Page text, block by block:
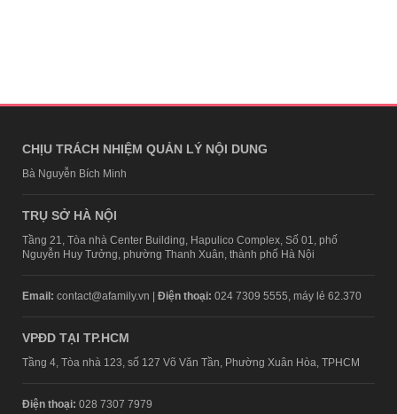
CHỊU TRÁCH NHIỆM QUẢN LÝ NỘI DUNG
Bà Nguyễn Bích Minh
TRỤ SỞ HÀ NỘI
Tầng 21, Tòa nhà Center Building, Hapulico Complex, Số 01, phố
Nguyễn Huy Tưởng, phường Thanh Xuân, thành phố Hà Nội
Email: contact@afamily.vn | Điện thoại: 024 7309 5555, máy lẻ 62.370
VPĐD TẠI TP.HCM
Tầng 4, Tòa nhà 123, số 127 Võ Văn Tần, Phường Xuân Hòa, TPHCM
Điện thoại: 028 7307 7979